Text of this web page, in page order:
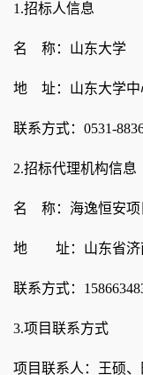
1.招标人信息
名 称：山东大学
地 址：山东大学
联系方式： 0531-
2.招标代理机构信息
名 称：海逸恒安
地 址：山东省济
联系方式：
3.项目联系方式
项目联系人：王硕